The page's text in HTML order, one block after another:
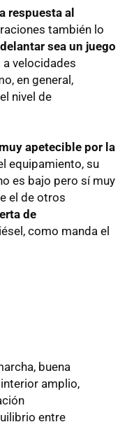
respuesta al
también lo
sea un juego
velocidades
en general,
nivel de
muy apetecible por la
equipamiento, su
es bajo pero sí muy
el de otros
de
como manda el
buena
amplio,
entre